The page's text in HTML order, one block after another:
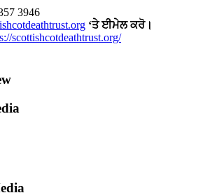
3946
‘ਤੇ ਈਮੇਲ ਕਰੋ।
scottishcotdeathtrust.org/